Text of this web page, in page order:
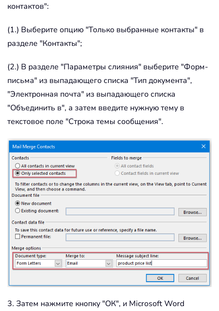
контактов":
(1.) Выберите опцию "Только выбранные контакты" в
разделе "Контакты";
(2.) В разделе "Параметры слияния" выберите "Форм-
письма" из выпадающего списка "Тип документа",
"Электронная почта" из выпадающего списка
"Объединить в", а затем введите нужную тему в
текстовое поле "Строка темы сообщения".
3. Затем нажмите кнопку "ОК", и Microsoft Word